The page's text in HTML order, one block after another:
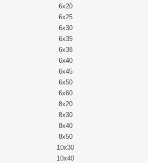
6x20
6x25
6x30
6x35
6x38
6x40
6x45
6x50
6x60
8x20
8x30
8x40
8x50
10x30
10x40